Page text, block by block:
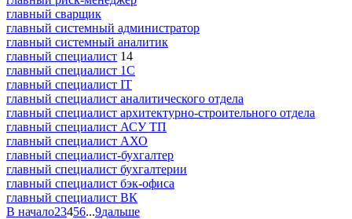
главный сварщик
главный системный администратор
главный системный аналитик
главный специалист 14
главный специалист 1С
главный специалист IT
главный специалист аналитического отдела
главный специалист архитектурно-строительного отдела
главный специалист АСУ ТП
главный специалист АХО
главный специалист-бухгалтер
главный специалист бухгалтерии
главный специалист бэк-офиса
главный специалист ВК
В начало23456...9дальше